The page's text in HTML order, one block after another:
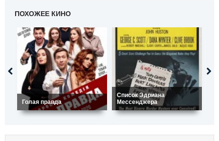
ПОХОЖЕЕ КИНО
Голая правда
Список Эдриана
Мессенджера